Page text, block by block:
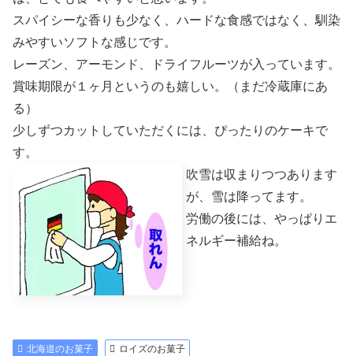
スパイシーな香りも少なく、ハードな食感ではなく、馴染
みやすいソフトな感じです。
レーズン、アーモンド、ドライフルーツが入っています。
賞味期限が１ヶ月というのも嬉しい。（まだ冷蔵庫にあ
る）
少しずつカットしていただくには、ぴったりのケーキで
す。
吹雪は収まりつつあります
が、雪は降ってます。
労働の後には、やっぱりエ
ネルギー補給ね。
北海道のお菓子 ロイズのお菓子